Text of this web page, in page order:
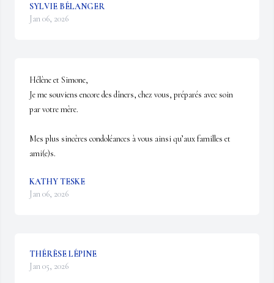
SYLVIE BÉLANGER
Jan 06, 2026
Hélène et Simone,
Je me souviens encore des dîners, chez vous, préparés avec soin
par votre mère.
Mes plus sincères condoléances à vous ainsi qu’aux familles et
ami(e)s.
KATHY TESKE
Jan 06, 2026
THÉRÈSE LÉPINE
Jan 05, 2026